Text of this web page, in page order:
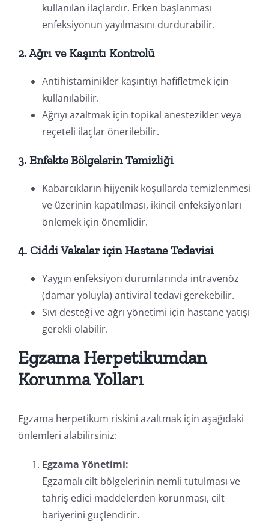
kullanılan ilaçlardır. Erken başlanması
enfeksiyonun yayılmasını durdurabilir.
2. Ağrı ve Kaşıntı Kontrolü
Antihistaminikler kaşıntıyı hafifletmek için
kullanılabilir.
Ağrıyı azaltmak için topikal anestezikler veya
reçeteli ilaçlar önerilebilir.
3. Enfekte Bölgelerin Temizliği
Kabarcıkların hijyenik koşullarda temizlenmesi
ve üzerinin kapatılması, ikincil enfeksiyonları
önlemek için önemlidir.
4. Ciddi Vakalar için Hastane Tedavisi
Yaygın enfeksiyon durumlarında intravenöz
(damar yoluyla) antiviral tedavi gerekebilir.
Sıvı desteği ve ağrı yönetimi için hastane yatışı
gerekli olabilir.
Egzama Herpetikumdan
Korunma Yolları
Egzama herpetikum riskini azaltmak için aşağıdaki
önlemleri alabilirsiniz:
Egzama Yönetimi:
Egzamalı cilt bölgelerinin nemli tutulması ve
tahriş edici maddelerden korunması, cilt
bariyerini güçlendirir.